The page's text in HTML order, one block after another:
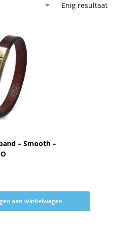
Enig resultaat
– Smooth –
aan winkelwagen